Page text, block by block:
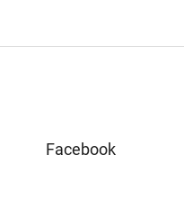
Facebook